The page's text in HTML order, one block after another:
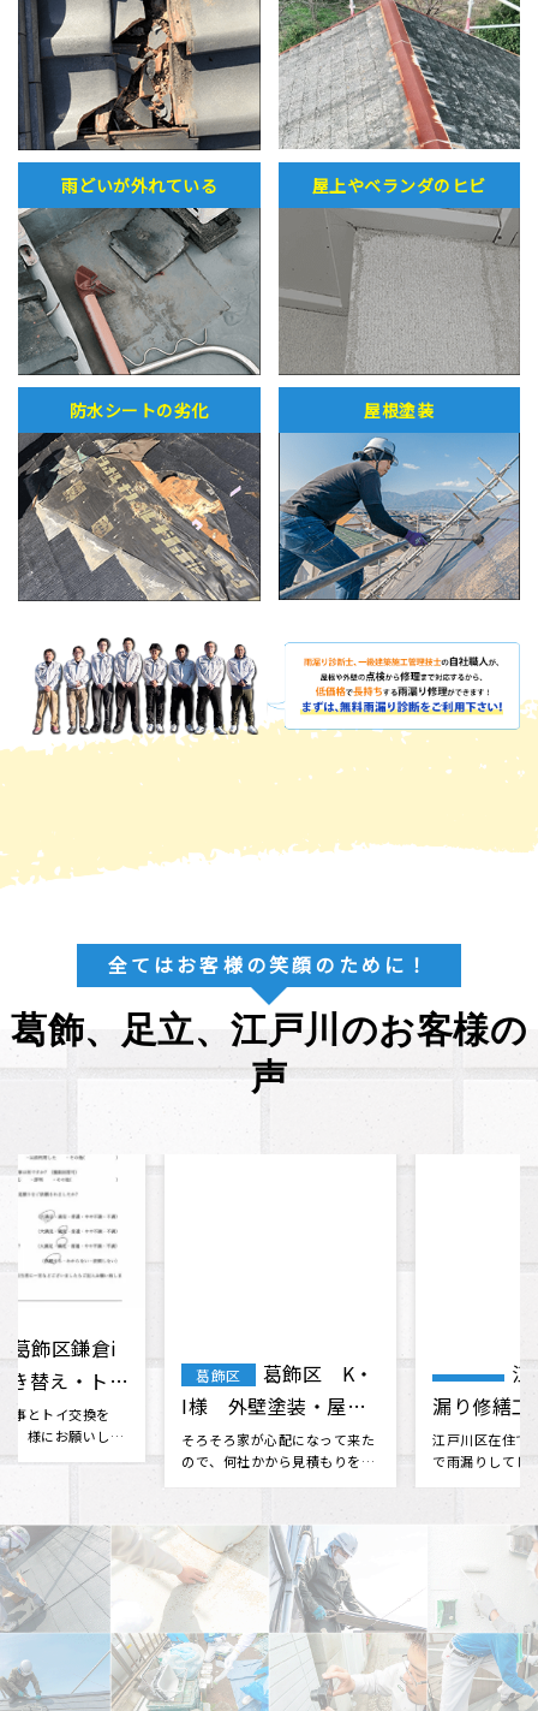
雨どいが外れている 屋上やベランダのヒビ
防水シートの劣化 屋根塗装
全てはお客様の笑顔のために！
葛飾区 K・
塗装
そろそろ家が心配になって来た
ので、何社かから見積もりを取
っていたものの決められない時
に、雨漏･･･
江戸川区 雨
様 （Google口コミ
より）
江戸川区在住です。 昨日の大雨
で雨漏りしてしまいました、私
の事情で本日中に応急処置をし
たく、･･･